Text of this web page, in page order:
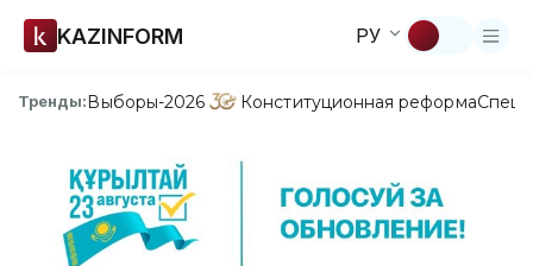
KAZINFORM РУ
Тренды:Выборы-2026 Конституционная реформа